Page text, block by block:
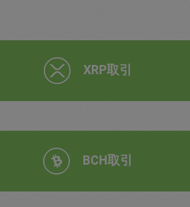
XRP取引
BCH取引